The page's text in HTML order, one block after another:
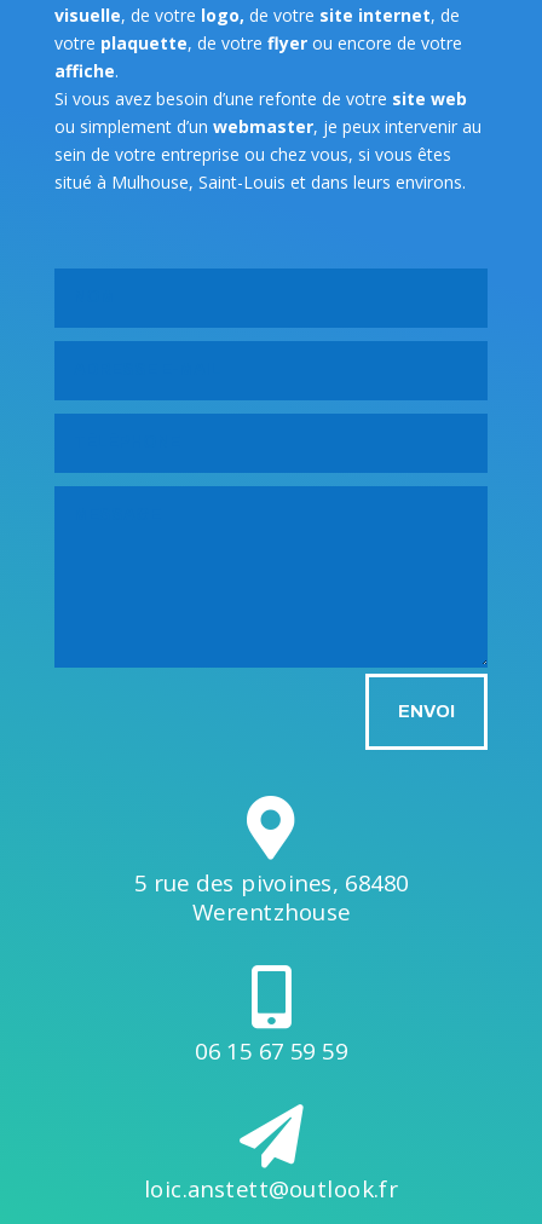
visuelle, de votre logo, de votre site internet, de
votre plaquette, de votre flyerou encore de votre
affiche.
Si vous avez besoin d’une refonte de votre site web
ou simplement d’un webmaster, je peux intervenir au
sein de votre entreprise ou chez vous, si vous êtes
situé à Mulhouse, Saint-Louis et dans leurs environs.
ENVOI

5 rue des pivoines, 68480
Werentzhouse

06 15 67 59 59

loic.anstett@outlook.fr